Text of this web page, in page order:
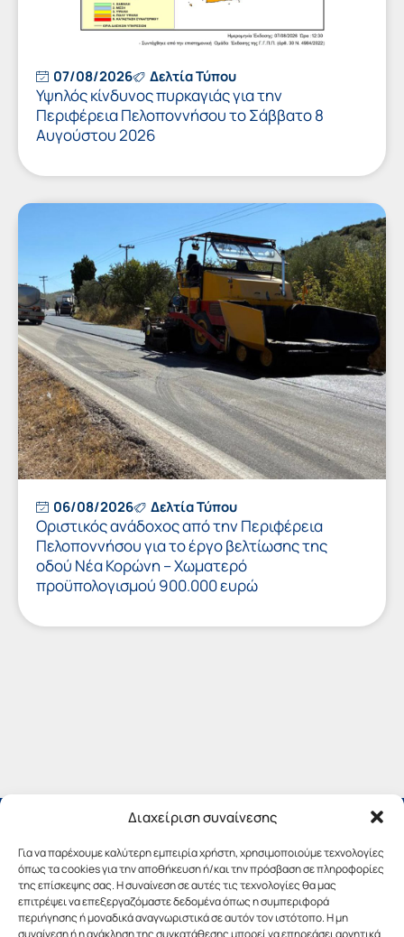
Διαχείριση συναίνεσης
Για να παρέχουμε καλύτερη εμπειρία χρήστη, χρησιμοποιούμε τεχνολογίες
όπως τα cookies για την αποθήκευση ή/και την πρόσβαση σε πληροφορίες
της επίσκεψης σας. Η συναίνεση σε αυτές τις τεχνολογίες θα μας
επιτρέψει να επεξεργαζόμαστε δεδομένα όπως η συμπεριφορά
περιήγησης ή μοναδικά αναγνωριστικά σε αυτόν τον ιστότοπο. Η μη
συναίνεση ή η ανάκληση της συγκατάθεσης μπορεί να επηρεάσει αρνητικά
07/08/2026 Δελτία Τύπου
Υψηλός κίνδυνος πυρκαγιάς για την
Περιφέρεια Πελοποννήσου το Σάββατο 8
Αυγούστου 2026
06/08/2026 Δελτία Τύπου
Οριστικός ανάδοχος από την Περιφέρεια
Πελοποννήσου για το έργο βελτίωσης της
οδού Νέα Κορώνη – Χωματερό
προϋπολογισμού 900.000 ευρώ